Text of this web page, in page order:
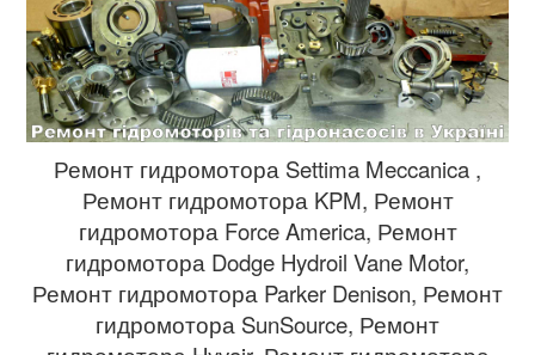
Ремонт гидромотора Settima Meccanica ,
Ремонт гидромотора KPM, Ремонт
гидромотора Force America, Ремонт
гидромотора Dodge Hydroil Vane Motor,
Ремонт гидромотора Parker Denison, Ремонт
гидромотора SunSource, Ремонт